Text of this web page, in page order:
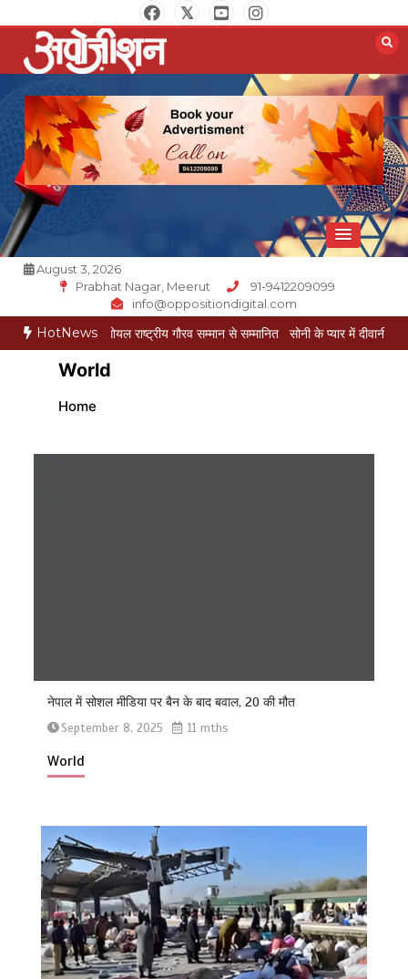
to
content
Opposition Digital
August 3, 2026
Prabhat Nagar, Meerut
91-9412209099
info@oppositiondigital.com
HotNews
गोयल राष्ट्रीय गौरव सम्मान से सम्मानित सोनी के प्यार में दीवानी सीता पहुंची मेरठ
World
Home
नेपाल में सोशल मीडिया पर बैन के बाद बवाल, 20 की मौत
September 8, 2025 11 mths
World